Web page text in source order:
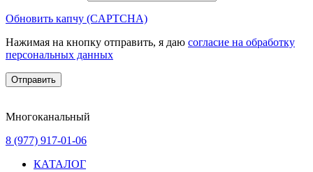
Обновить капчу (CAPTCHA)
Нажимая на кнопку отправить, я даю согласие на обработку
персональных данных
Многоканальный
8 (977) 917-01-06
КАТАЛОГ